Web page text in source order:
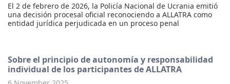
El 2 de febrero de 2026, la Policía Nacional de Ucrania emitió
una decisión procesal oficial reconociendo a ALLATRA como
entidad jurídica perjudicada en un proceso penal
Sobre el principio de autonomía y responsabilidad
individual de los participantes de ALLATRA